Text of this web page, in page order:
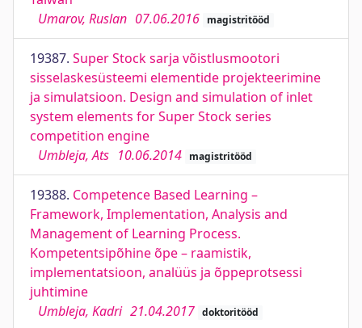
Umarov, Ruslan 07.06.2016 magistritööd
19387. Super Stock sarja võistlusmootori
sisselaskesüsteemi elementide projekteerimine
ja simulatsioon. Design and simulation of inlet
system elements for Super Stock series
competition engine
Umbleja, Ats 10.06.2014 magistritööd
19388. Competence Based Learning –
Framework, Implementation, Analysis and
Management of Learning Process.
Kompetentsipõhine õpe – raamistik,
implementatsioon, analüüs ja õppeprotsessi
juhtimine
Umbleja, Kadri 21.04.2017 doktoritööd